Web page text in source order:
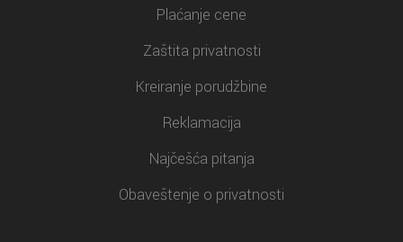
Plaćanje cene
Zaštita privatnosti
Kreiranje porudžbine
Reklamacija
Najčešća pitanja
Obaveštenje o privatnosti